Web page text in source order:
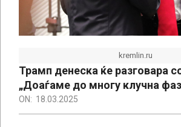
kremlin.ru
Трамп денеска ќе разговара
„Доаѓаме до многу клучна
ON: 18.03.2025